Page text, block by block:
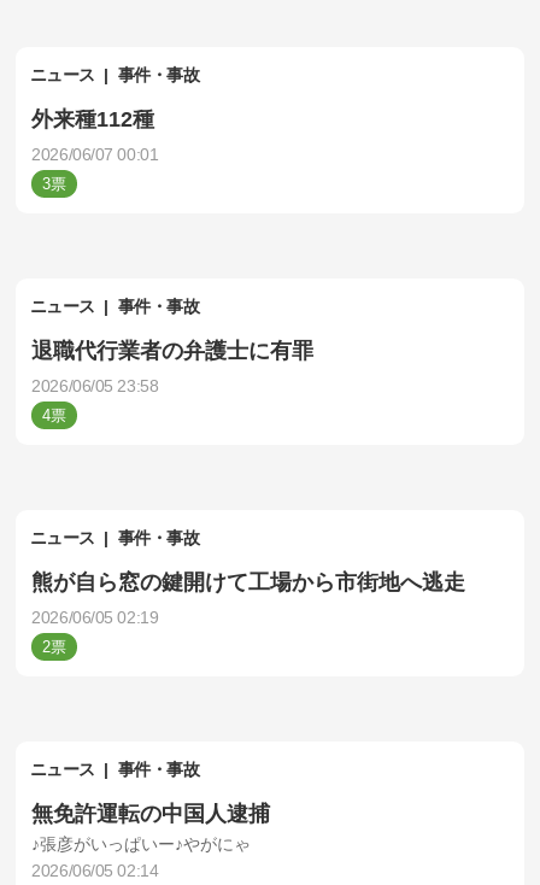
ニュース 事件・事故
外来種112種
2026/06/07 00:01
3
ニュース 事件・事故
退職代行業者の弁護士に有罪
2026/06/05 23:58
4
ニュース 事件・事故
熊が自ら窓の鍵開けて工場から市街地へ逃走
2026/06/05 02:19
2
ニュース 事件・事故
無免許運転の中国人逮捕
♪張彦がいっぱいー♪やがにゃ
2026/06/05 02:14